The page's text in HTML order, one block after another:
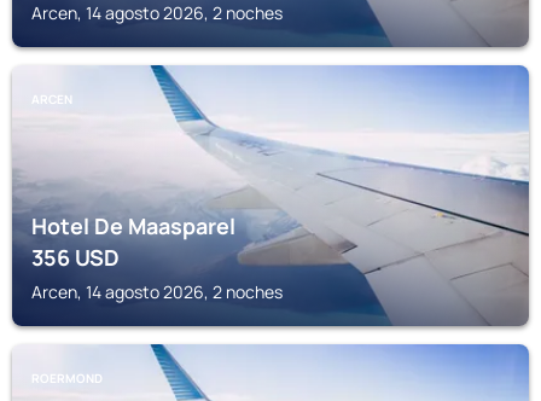
Arcen, 14 agosto 2026, 2 noches
ARCEN
Hotel De Maasparel
356USD
Arcen, 14 agosto 2026, 2 noches
ROERMOND